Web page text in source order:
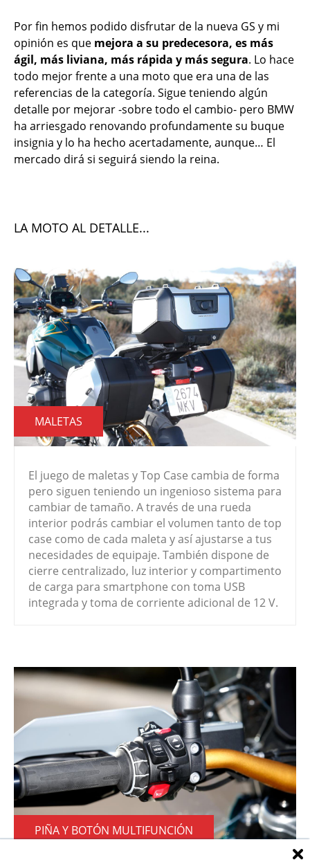
Por fin hemos podido disfrutar de la nueva GS y mi
opinión es que mejora a su predecesora, es más
ágil, más liviana, más rápida y más segura. Lo hace
todo mejor frente a una moto que era una de las
referencias de la categoría. Sigue teniendo algún
detalle por mejorar -sobre todo el cambio- pero BMW
ha arriesgado renovando profundamente su buque
insignia y lo ha hecho acertadamente, aunque… El
mercado dirá si seguirá siendo la reina.
LA MOTO AL DETALLE...
MALETAS
El juego de maletas y Top Case cambia de forma
pero siguen teniendo un ingenioso sistema para
cambiar de tamaño. A través de una rueda
interior podrás cambiar el volumen tanto de top
case como de cada maleta y así ajustarse a tus
necesidades de equipaje. También dispone de
cierre centralizado, luz interior y compartimento
de carga para smartphone con toma USB
integrada y toma de corriente adicional de 12 V.
PIÑA Y BOTÓN MULTIFUNCIÓN